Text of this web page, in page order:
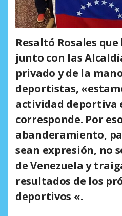
Resaltó Rosales
junto con las
privado y de la
deportistas,
actividad deportiva
corresponde. Por
abanderamiento,
sean expresión, no
de Venezuela y
resultados de los
deportivos «.